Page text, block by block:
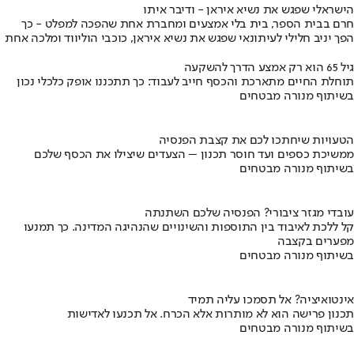
הישראלי שפגש את נשיא איראן - ודיבר איתו
חרם בבית הספר, בית בלי אמצעים ומחברת אחת שהפכה למפלט - כך
הפך יניב חלילי לעיתונאי שפגש את נשיא איראן, כוכבי הוליווד ומלכה אחת
גיל 65 הוא רק אמצע הדרך להשקעה
תוחלת החיים מתארכת והכסף חייב לעבוד: כך תתכננו אופק כלכלי נכון
בשיתוף מנורה מבטחים
הטעויות שיחתכו לכם את קצבת הפנסיה
ממשיכת כספים ועד חוסר תכנון – הצעדים שיצילו את הכסף שלכם
בשיתוף מנורה מבטחים
עובדי מגזר ציבורי? הפנסיה שלכם השתנתה
קל ללכת לאיבוד בין התוספות והשינויים שהנהיגה המדינה. כך תמנעו
מפערים בקצבה
בשיתוף מנורה מבטחים
אינטואיציה? אל תסמכו עליה תמיד
תכנון פרישה הוא לא מותרות אלא הכרח. אל תכנעו לאדישות
בשיתוף מנורה מבטחים